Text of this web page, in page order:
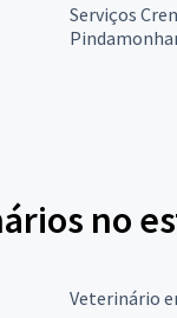
Serviços
no
Veterinário